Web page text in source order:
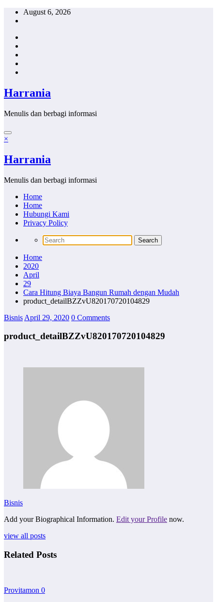
Skip
August 6, 2026
Harrania
Menulis dan berbagi informasi
×
Harrania
Menulis dan berbagi informasi
Home
Home
Hubungi Kami
Privacy Policy
Home
2020
April
29
Cara Hitung Biaya Bangun Rumah dengan Mudah
product_detailBZZvU820170720104829
Bisnis April 29, 2020 0 Comments
product_detailBZZvU820170720104829
Bisnis
Add your Biographical Information. Edit your Profile now.
view all posts
Related Posts
Provitamon 0